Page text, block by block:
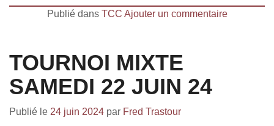
Publié dans TCC Ajouter un commentaire
TOURNOI MIXTE
SAMEDI 22 JUIN 24
Publié le 24 juin 2024 par Fred Trastour